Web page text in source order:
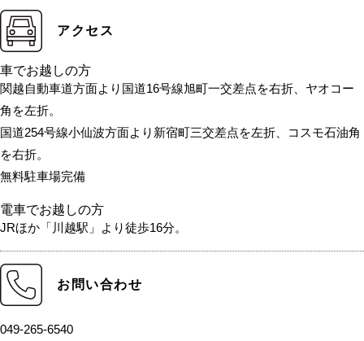
アクセス
車でお越しの方
関越自動車道方面より国道16号線旭町一交差点を右折、ヤオコー
角を左折。
国道254号線小仙波方面より新宿町三交差点を左折、コスモ石油角
を右折。
無料駐車場完備
電車でお越しの方
JRほか「川越駅」より徒歩16分。
お問い合わせ
049-265-6540